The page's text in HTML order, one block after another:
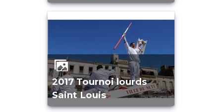
2017 Tournoi lourds
Saint Louis